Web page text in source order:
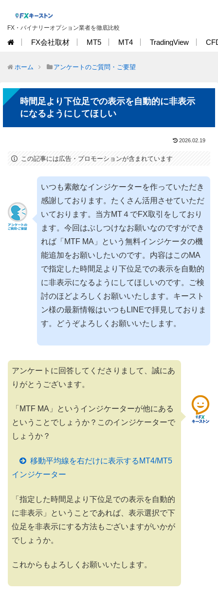
FX・バイナリーオプション業者を徹底比較
FX会社取材 MT5 MT4 TradingView
ホーム アンケートのご質問・ご要望
時間足より下位足での表示を自動的に非表示
になるようにしてほしい
2026.02.19
この記事には広告・プロモーションが含まれています
いつも素敵なインジケーターを作っていただき
感謝しております。たくさん活用させていただ
いております。当方MT４でFX取引をしており
ます。今回はぶしつけなお願いなのですができ
れば「MTF MA」という無料インジケータの機
能追加をお願いしたいのです。内容はこのMA
で指定した時間足より下位足での表示を自動的
に非表示になるようにしてほしいのです。ご検
討のほどよろしくお願いいたします。キースト
ン様の最新情報はいつもLINEで拝見しておりま
す。どうぞよろしくお願いいたします。
アンケートに回答してくださりまして、誠にあ
りがとうございます。
「MTF MA」というインジケーターが他にある
ということでしょうか？このインジケーターで
しょうか？
移動平均線を右だけに表示するMT4/MT5
インジケーター
「指定した時間足より下位足での表示を自動的
に非表示」ということであれば、表示選択で下
位足を非表示にする方法もございますがいかが
でしょうか。
これからもよろしくお願いいたします。